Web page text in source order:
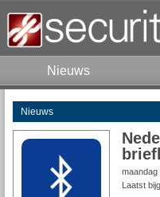
Nieuws
Nieuws
maandag
Laatst